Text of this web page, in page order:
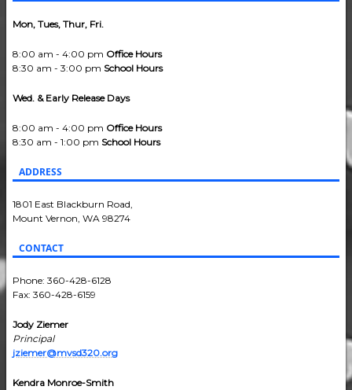
Mon, Tues, Thur, Fri.
8:00 am - 4:00 pm Office Hours
8:30 am - 3:00 pm School Hours
Wed. & Early Release Days
8:00 am - 4:00 pm Office Hours
8:30 am - 1:00 pm School Hours
ADDRESS
1801 East Blackburn Road,
Mount Vernon, WA 98274
CONTACT
Phone: 360-428-6128
Fax: 360-428-6159
Jody Ziemer
Principal
jziemer@mvsd320.org
Kendra Monroe-Smith